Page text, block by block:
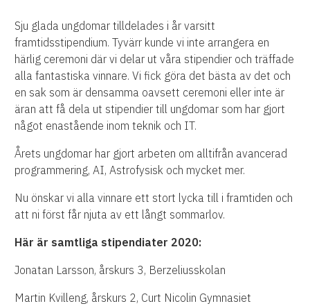
Sju glada ungdomar tilldelades i år varsitt
framtidsstipendium. Tyvärr kunde vi inte arrangera en
härlig ceremoni där vi delar ut våra stipendier och träffade
alla fantastiska vinnare. Vi fick göra det bästa av det och
en sak som är densamma oavsett ceremoni eller inte är
äran att få dela ut stipendier till ungdomar som har gjort
något enastående inom teknik och IT.
Årets ungdomar har gjort arbeten om alltifrån avancerad
programmering, AI, Astrofysisk och mycket mer.
Nu önskar vi alla vinnare ett stort lycka till i framtiden och
att ni först får njuta av ett långt sommarlov.
Här är samtliga stipendiater 2020:
Jonatan Larsson, årskurs 3, Berzeliusskolan
Martin Kvilleng, årskurs 2, Curt Nicolin Gymnasiet